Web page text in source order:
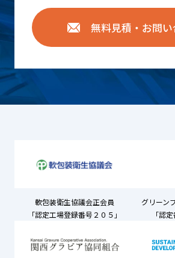
無料見積・お問
軟包装衛生協議会正会員
「認定工場登録番号２０５」
グリーン
「認